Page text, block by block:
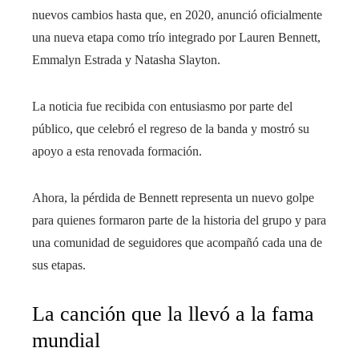
nuevos cambios hasta que, en 2020, anunció oficialmente
una nueva etapa como trío integrado por Lauren Bennett,
Emmalyn Estrada y Natasha Slayton.
La noticia fue recibida con entusiasmo por parte del
público, que celebró el regreso de la banda y mostró su
apoyo a esta renovada formación.
Ahora, la pérdida de Bennett representa un nuevo golpe
para quienes formaron parte de la historia del grupo y para
una comunidad de seguidores que acompañó cada una de
sus etapas.
La canción que la llevó a la fama
mundial